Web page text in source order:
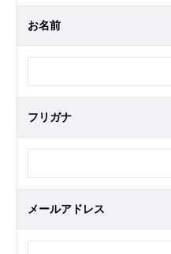
お名前
フリガナ
メールアドレス